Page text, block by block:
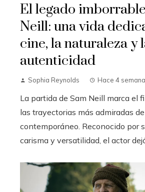
El legado
Neill: una vida
cine, la naturaleza y
autenticidad
Sophia Reynolds Hace 4
La partida de Sam Neill marca el
las trayectorias más admiradas
contemporáneo. Reconocido por
carisma y versatilidad, el actor dejó